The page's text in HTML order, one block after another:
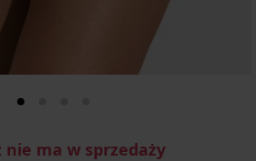
ma w sprzedaży